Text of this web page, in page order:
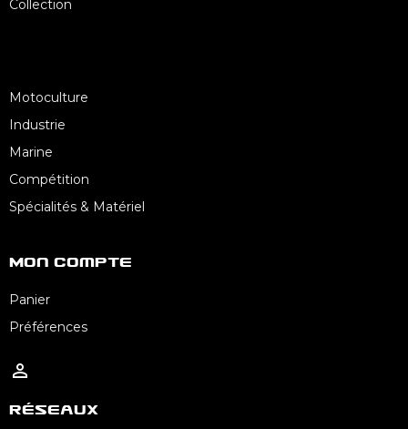
Collection
Motoculture
Industrie
Marine
Compétition
Spécialités & Matériel
Mon Compte
Panier
Préférences

Réseaux